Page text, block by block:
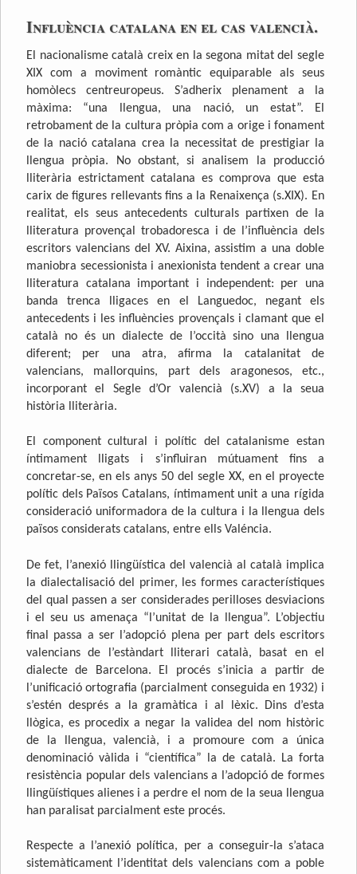
Influència catalana en el cas valencià.
El nacionalisme català creix en la segona mitat del segle
XIX com a moviment romàntic equiparable als seus
homòlecs centreuropeus. S’adherix plenament a la
màxima: “una llengua, una nació, un estat”. El
retrobament de la cultura pròpia com a orige i fonament
de la nació catalana crea la necessitat de prestigiar la
llengua pròpia. No obstant, si analisem la producció
lliterària estrictament catalana es comprova que esta
carix de figures rellevants fins a la Renaixença (s.XIX). En
realitat, els seus antecedents culturals partixen de la
lliteratura provençal trobadoresca i de l’influència dels
escritors valencians del XV. Aixina, assistim a una doble
maniobra secessionista i anexionista tendent a crear una
lliteratura catalana important i independent: per una
banda trenca lligaces en el Languedoc, negant els
antecedents i les influències provençals i clamant que el
català no és un dialecte de l’occità sino una llengua
diferent; per una atra, afirma la catalanitat de
valencians, mallorquins, part dels aragonesos, etc.,
incorporant el Segle d’Or valencià (s.XV) a la seua
història lliterària.
El component cultural i polític del catalanisme estan
íntimament lligats i s’influiran mútuament fins a
concretar-se, en els anys 50 del segle XX, en el proyecte
polític dels Països Catalans, íntimament unit a una rígida
consideració uniformadora de la cultura i la llengua dels
països considerats catalans, entre ells Valéncia.
De fet, l’anexió llingüística del valencià al català implica
la dialectalisació del primer, les formes característiques
del qual passen a ser considerades perilloses desviacions
i el seu us amenaça “l’unitat de la llengua”. L’objectiu
final passa a ser l’adopció plena per part dels escritors
valencians de l’estàndart lliterari català, basat en el
dialecte de Barcelona. El procés s’inicia a partir de
l’unificació ortografia (parcialment conseguida en 1932) i
s’estén després a la gramàtica i al lèxic. Dins d’esta
llògica, es procedix a negar la validea del nom històric
de la llengua, valencià, i a promoure com a única
denominació vàlida i “científica” la de català. La forta
resistència popular dels valencians a l’adopció de formes
llingüístiques alienes i a perdre el nom de la seua llengua
han paralisat parcialment este procés.
Respecte a l’anexió política, per a conseguir-la s’ataca
sistemàticament l’identitat dels valencians com a poble